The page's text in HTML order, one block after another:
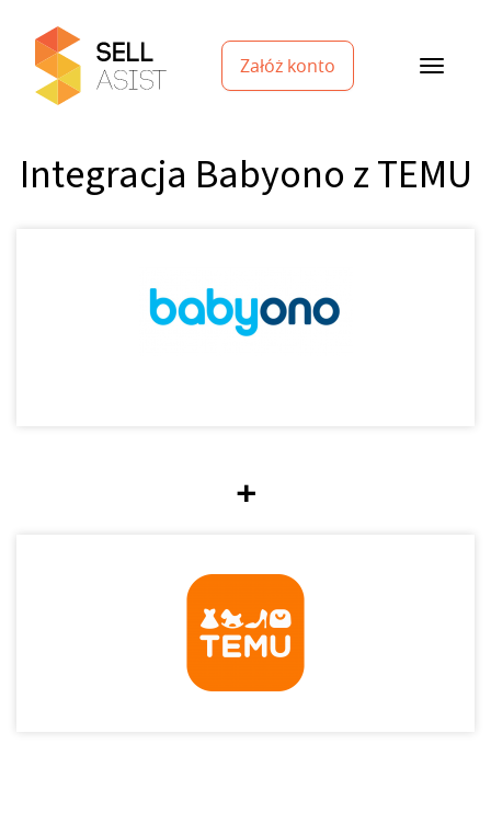
Załóż konto
Integracja Babyono z TEMU
+